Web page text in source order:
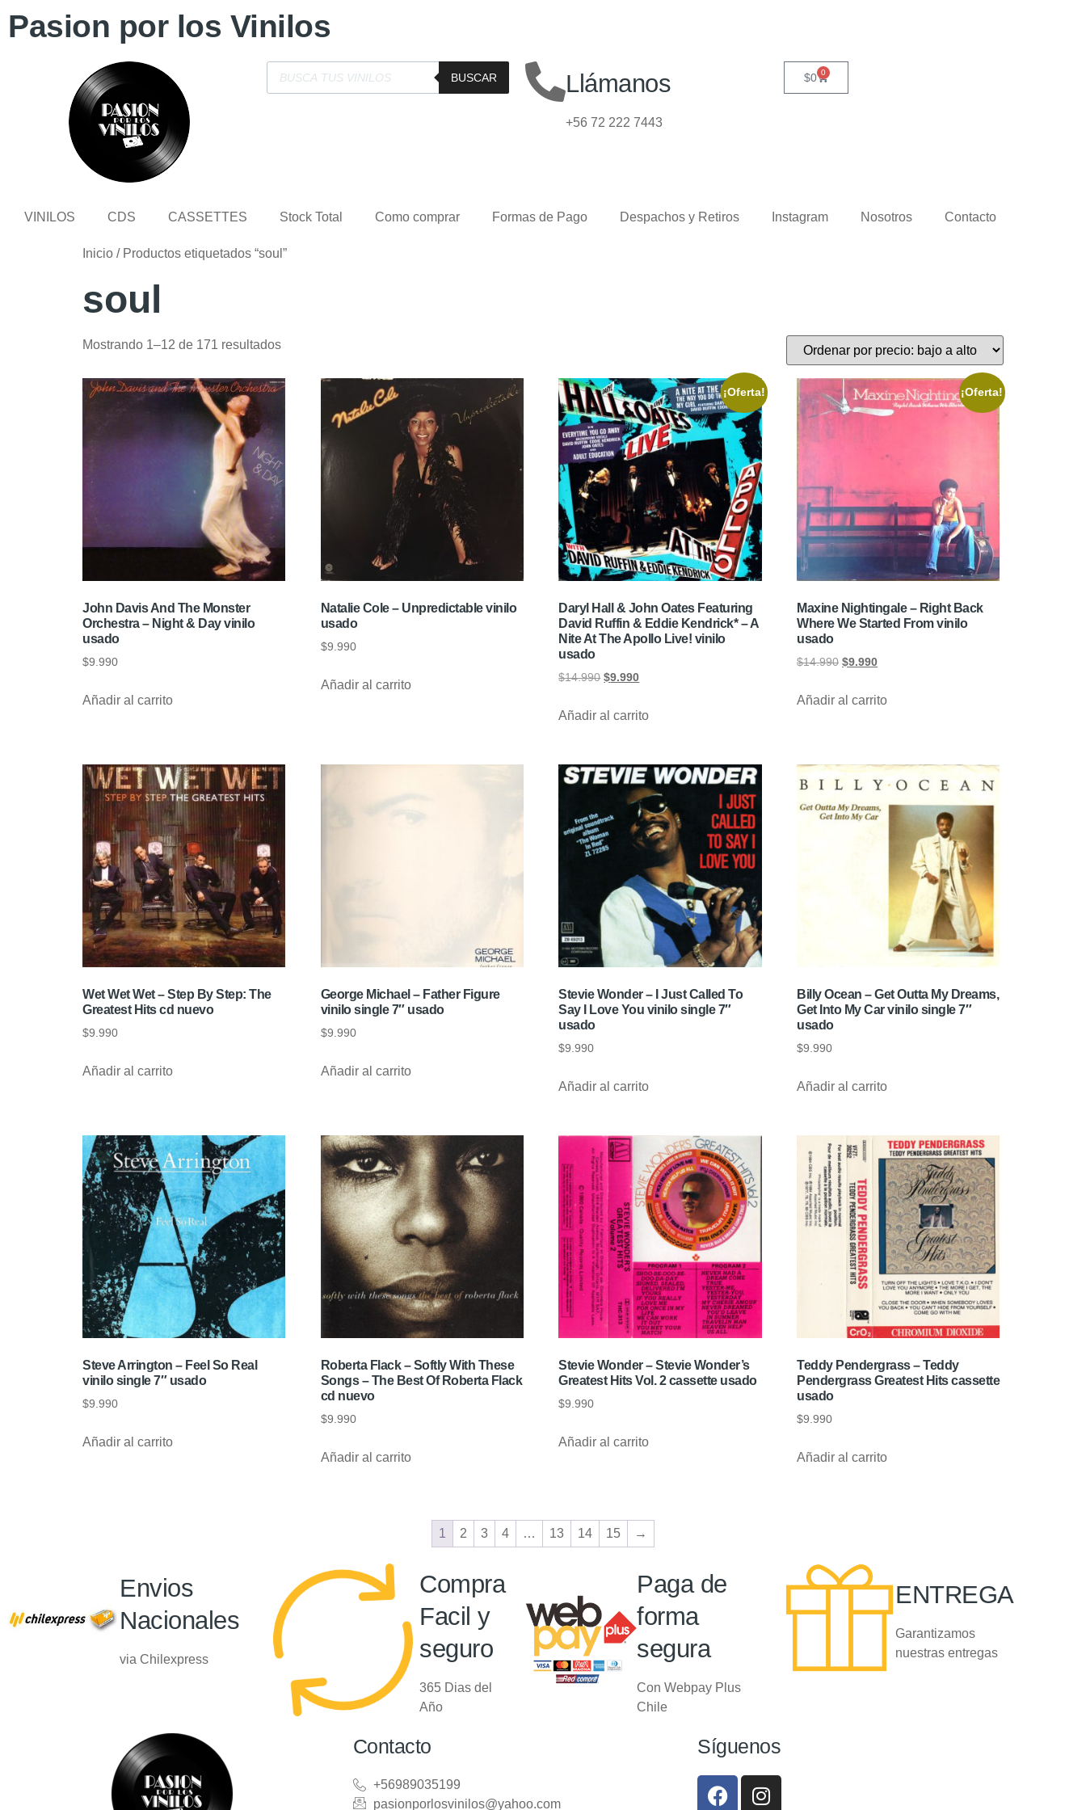
Pasion por los Vinilos
BUSCAR Llámanos
+56 72 222 7443
$0 0
VINILOS CDS CASSETTES Stock Total Como comprar Formas de Pago Despachos y Retiros Instagram Nosotros Contacto
Inicio / Productos etiquetados “soul”
soul
Mostrando 1–12 de 171 resultados
John Davis And The Monster
Orchestra ‎– Night & Day vinilo
usado
$9.990
Añadir al carrito
Natalie Cole – Unpredictable vinilo
usado
$9.990
Añadir al carrito
¡Oferta!
Daryl Hall & John Oates Featuring
David Ruffin & Eddie Kendrick* – A
Nite At The Apollo Live! vinilo
usado
$14.990 $9.990
Añadir al carrito
¡Oferta!
Maxine Nightingale – Right Back
Where We Started From vinilo
usado
$14.990 $9.990
Añadir al carrito
Wet Wet Wet – Step By Step: The
Greatest Hits cd nuevo
$9.990
Añadir al carrito
George Michael – Father Figure
vinilo single 7″ usado
$9.990
Añadir al carrito
Stevie Wonder – I Just Called To
Say I Love You vinilo single 7″
usado
$9.990
Añadir al carrito
Billy Ocean – Get Outta My Dreams,
Get Into My Car vinilo single 7″
usado
$9.990
Añadir al carrito
Steve Arrington – Feel So Real
vinilo single 7″ usado
$9.990
Añadir al carrito
Roberta Flack – Softly With These
Songs – The Best Of Roberta Flack
cd nuevo
$9.990
Añadir al carrito
Stevie Wonder – Stevie Wonder’s
Greatest Hits Vol. 2 cassette usado
$9.990
Añadir al carrito
Teddy Pendergrass – Teddy
Pendergrass Greatest Hits cassette
usado
$9.990
Añadir al carrito
1 2 3 4 … 13 14 15 →
Envios
Nacionales
via Chilexpress
Compra
Facil y
seguro
365 Dias del
Año
Paga de
forma
segura
Con Webpay Plus
Chile
ENTREGA
Garantizamos
nuestras entregas
Contacto
+56989035199
pasionporlosvinilos@yahoo.com
Síguenos